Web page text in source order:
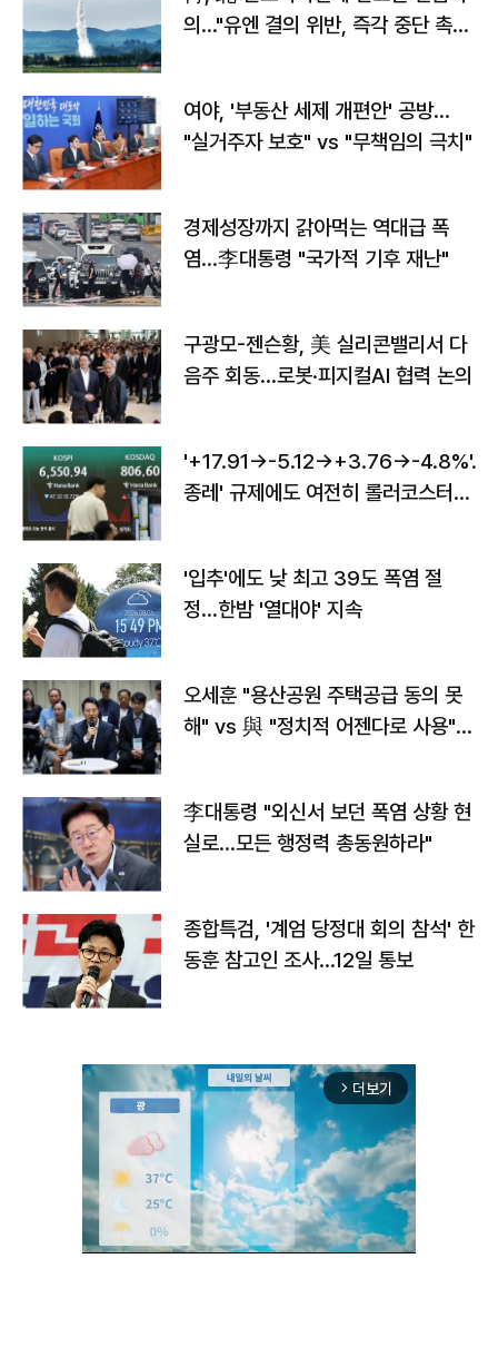
의…"유엔 결의 위반, 즉각 중단 촉
여야, '부동산 세제 개편안' 공방…
"실거주자 보호" vs "무책임의 극치"
경제성장까지 갉아먹는 역대급 폭
염…李대통령 "국가적 기후 재난"
구광모-젠슨황, 美 실리콘밸리서 다
음주 회동…로봇·피지컬AI 협력 논의
'+17.91→-5.12→+3.76→-4.8%'…'
종레' 규제에도 여전히 롤러코스터
'입추'에도 낮 최고 39도 폭염 절
정…한밤 '열대야' 지속
오세훈 "용산공원 주택공급 동의 못
해" vs 與 "정치적 어젠다로 사용"
李대통령 "외신서 보던 폭염 상황 현
실로…모든 행정력 총동원하라"
종합특검, '계엄 당정대 회의 참석' 한
동훈 참고인 조사...12일 통보
arrow_forward_ios 더보기